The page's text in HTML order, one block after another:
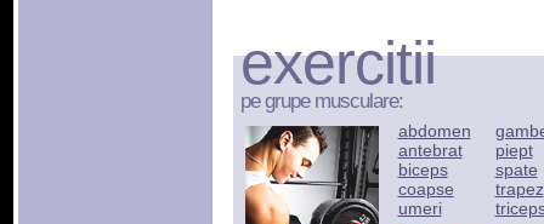
exercitii
pe grupe musculare:
abdomen
antebrat
biceps
coapse
umeri
piept
spate
trapez